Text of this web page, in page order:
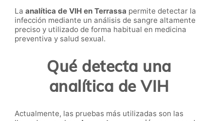
La analítica de VIH en Terrassa permite detectar la
infección mediante un análisis de sangre altamente
preciso y utilizado de forma habitual en medicina
preventiva y salud sexual.
Qué detecta una
analítica de VIH
Actualmente, las pruebas más utilizadas son las